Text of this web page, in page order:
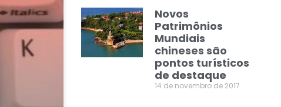
Novos
Patrimônios
Mundiais
chineses são
pontos turísticos
de destaque
14 de novembro de 2017